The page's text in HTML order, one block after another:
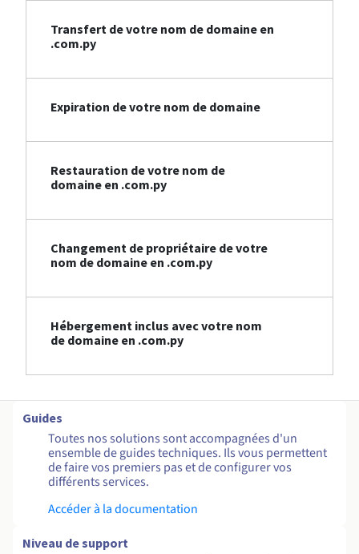
Transfert de votre nom de domaine en
.com.py
Expiration de votre nom de domaine
Restauration de votre nom de
domaine en .com.py
Changement de propriétaire de votre
nom de domaine en .com.py
Hébergement inclus avec votre nom
de domaine en .com.py
Guides
Toutes nos solutions sont accompagnées d'un
ensemble de guides techniques. Ils vous permettent
de faire vos premiers pas et de configurer vos
différents services.
Accéder à la documentation
Niveau de support